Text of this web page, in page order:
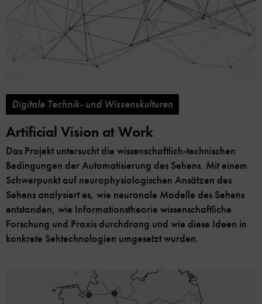
Digitale Technik- und Wissenskulturen
Artificial Vision at Work
Das Projekt untersucht die wissenschaftlich-technischen
Bedingungen der Automatisierung des Sehens. Mit einem
Schwerpunkt auf neurophysiologischen Ansätzen des
Sehens analysiert es, wie neuronale Modelle des Sehens
entstanden, wie Informationstheorie wissenschaftliche
Forschung und Praxis durchdrang und wie diese Ideen in
konkrete Sehtechnologien umgesetzt wurden.